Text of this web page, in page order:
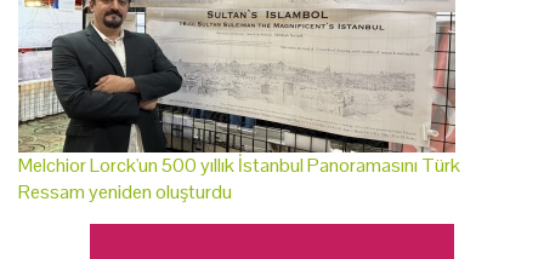
Melchior Lorck'un 500 yıllık İstanbul Panoramasını Türk
Ressam yeniden oluşturdu